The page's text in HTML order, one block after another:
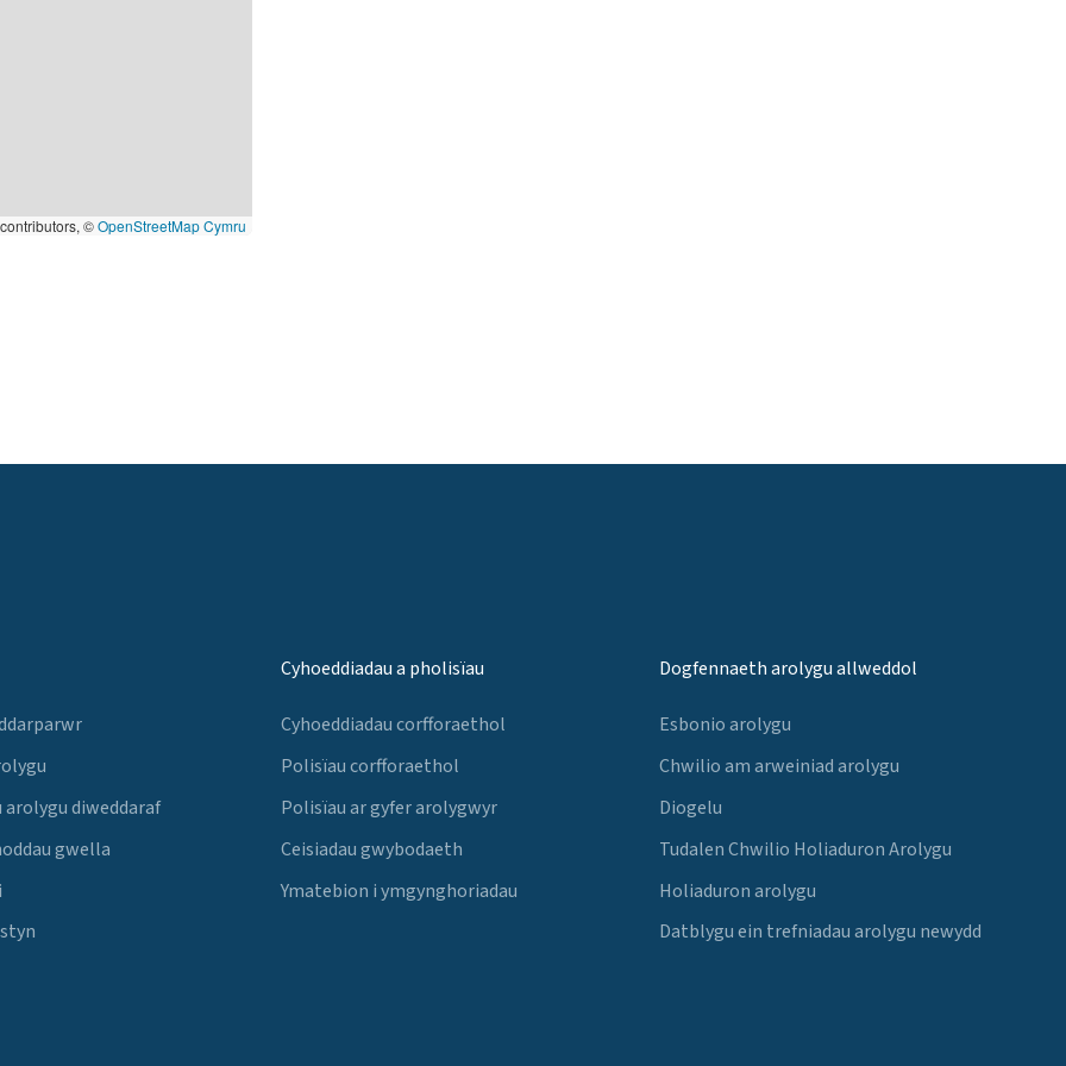
contributors, ©OpenStreetMap Cymru
arolygu diweddaraf
gwella
Cyhoeddiadau a pholisïau
Cyhoeddiadau corfforaethol
Polisïau corfforaethol
Polisïau ar gyfer arolygwyr
Ceisiadau gwybodaeth
Ymatebion i ymgynghoriadau
Dogfennaeth arolygu allweddol
Esbonio arolygu
Chwilio am arweiniad arolygu
Diogelu
Tudalen Chwilio Holiaduron Arolygu
Holiaduron arolygu
Datblygu ein trefniadau arolygu newydd